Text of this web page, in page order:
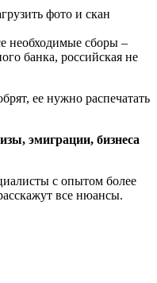
фото и скан
необходимые сборы –
банка, российская не
ее нужно распечатать
эмиграции, бизнеса
с опытом более
все нюансы.